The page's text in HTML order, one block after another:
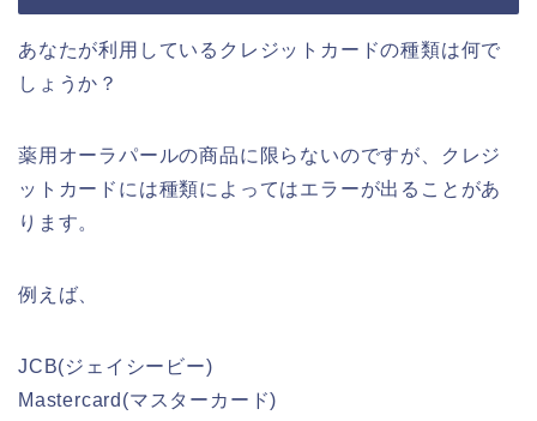
あなたが利用しているクレジットカードの種類は何で
しょうか？
薬用オーラパールの商品に限らないのですが、クレジ
ットカードには種類によってはエラーが出ることがあ
ります。
例えば、
JCB(ジェイシービー)
Mastercard(マスターカード)